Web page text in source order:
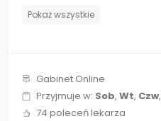
Pokaż wszystkie
Gabinet Online
Przyjmuje w: Sob, Wt, Czw,
74 poleceń lekarza